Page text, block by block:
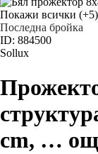
Покажи всички (+5)
Последна бройка
ID: 884500
Sollux
cm, …